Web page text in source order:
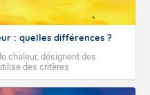
: quelles différences ?
chaleur, désignent des
des critères
les épisodes de chaleur qui
et socio-économiques